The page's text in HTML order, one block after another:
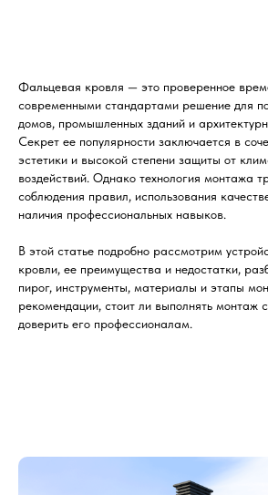
Фальцевая кровля — это проверенное
современными стандартами решение для
домов, промышленных зданий и
Секрет ее популярности заключается в
эстетики и высокой степени защиты от
воздействий. Однако технология монтажа
соблюдения правил, использования
наличия профессиональных навыков.
В этой статье подробно рассмотрим
кровли, ее преимущества и недостатки,
пирог, инструменты, материалы и этапы
рекомендации, стоит ли выполнять монтаж
доверить его профессионалам.